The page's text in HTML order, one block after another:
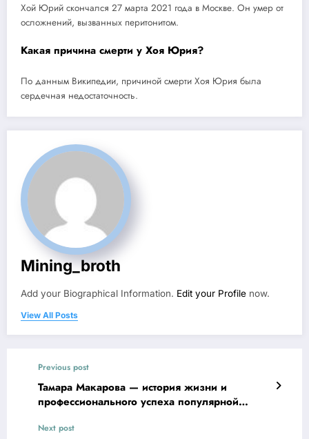
Хой Юрий скончался 27 марта 2021 года в Москве. Он умер от
осложнений, вызванных перитонитом.
Какая причина смерти у Хоя Юрия?
По данным Википедии, причиной смерти Хоя Юрия была
сердечная недостаточность.
Mining_broth
Add your Biographical Information. Edit your Profile now.
View All Posts
Previous post
Тамара Макарова — история жизни и
профессионального успеха популярной
Next post